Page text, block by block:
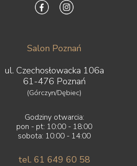
Salon Poznań
ul. Czechosłowacka 106a
61-476 Poznań
(Górczyn/Dębiec)
Godziny otwarcia:
pon - pt: 10:00 - 18:00
sobota: 10:00 - 14:00
tel. 61 649 60 58